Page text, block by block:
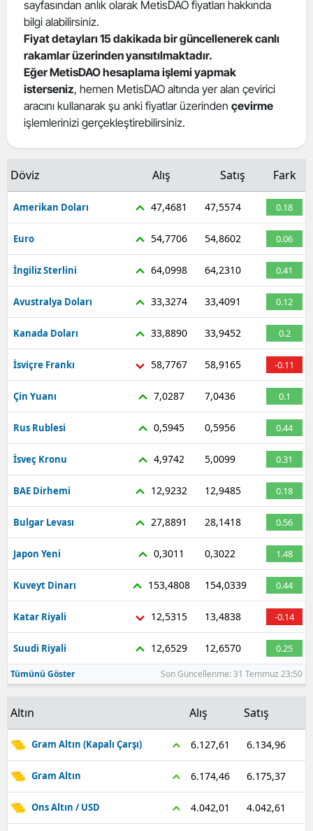
sayfasından anlık olarak MetisDAO fiyatları hakkında
bilgi alabilirsiniz.
Fiyat detayları 15 dakikada bir güncellenerek canlı
rakamlar üzerinden yansıtılmaktadır.
Eğer MetisDAO hesaplama işlemi yapmak
isterseniz, hemen MetisDAO altında yer alan çevirici
aracını kullanarak şu anki fiyatlar üzerinden çevirme
işlemlerinizi gerçekleştirebilirsiniz.
Döviz Alış Satış Fark
Amerikan Doları 47,4681 47,5574 0.18
Euro 54,7706 54,8602 0.06
İngiliz Sterlini 64,0998 64,2310 0.41
Avustralya Doları 33,3274 33,4091 0.12
Kanada Doları 33,8890 33,9452 0.2
İsviçre Frankı 58,7767 58,9165 -0.11
Çin Yuanı 7,0287 7,0436 0.1
Rus Rublesi 0,5945 0,5956 0.44
İsveç Kronu 4,9742 5,0099 0.31
BAE Dirhemi 12,9232 12,9485 0.18
Bulgar Levası 27,8891 28,1418 0.56
Japon Yeni 0,3011 0,3022 1.48
Kuveyt Dinarı 153,4808 154,0339 0.44
Katar Riyali 12,5315 13,4838 -0.14
Suudi Riyali 12,6529 12,6570 0.25
Tümünü Göster Son Güncellenme: 31 Temmuz 23:50
Altın Alış Satış
Gram Altın (Kapalı Çarşı) 6.127,61 6.134,96
Gram Altın 6.174,46 6.175,37
Ons Altın / USD 4.042,01 4.042,61